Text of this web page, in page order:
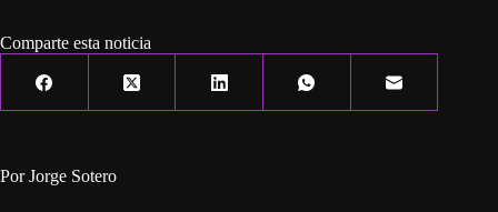
Comparte esta noticia
Por Jorge Sotero